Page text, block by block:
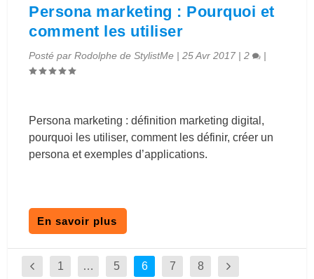
Persona marketing : Pourquoi et
comment les utiliser
Posté parRodolphe de StylistMe |25 Avr 2017 |2 |
Persona marketing : définition marketing digital,
pourquoi les utiliser, comment les définir, créer un
persona et exemples d’applications.
En savoir plus
1 … 5 6 7 8